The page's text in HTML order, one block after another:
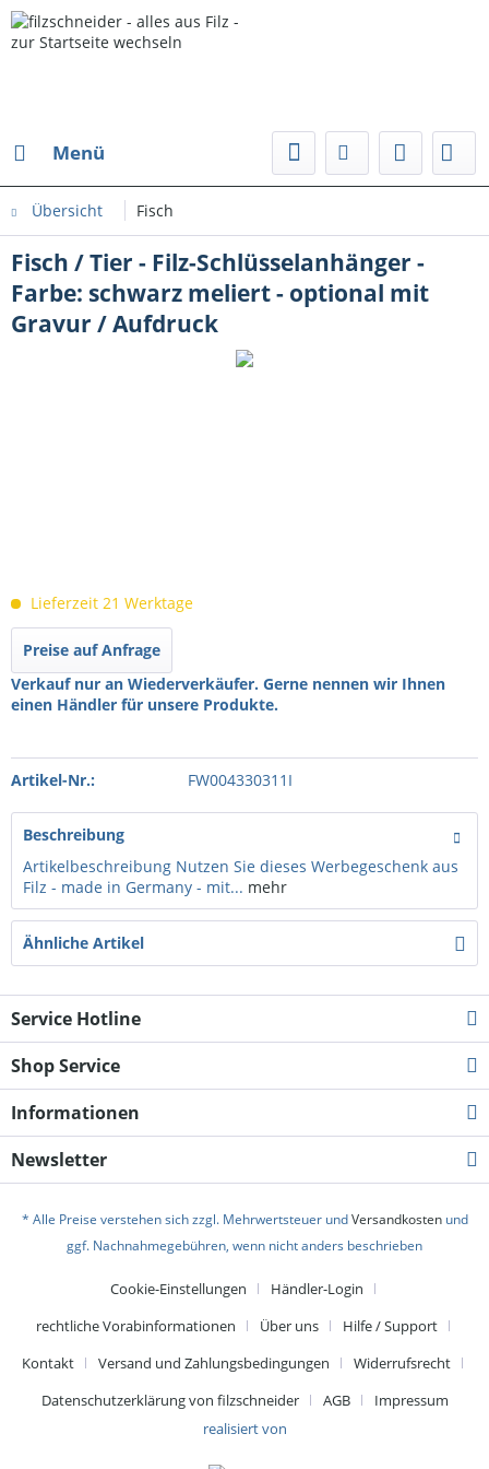
Menü
Übersicht Fisch
Fisch / Tier - Filz-Schlüsselanhänger -
Farbe: schwarz meliert - optional mit
Gravur / Aufdruck
Lieferzeit 21 Werktage
Preise auf Anfrage
Verkauf nur an Wiederverkäufer. Gerne nennen wir Ihnen
einen Händler für unsere Produkte.
Artikel-Nr.: FW004330311I
Beschreibung
Artikelbeschreibung Nutzen Sie dieses Werbegeschenk aus
Filz - made in Germany - mit... mehr
Ähnliche Artikel
Service Hotline
Shop Service
Informationen
Newsletter
* Alle Preise verstehen sich zzgl. Mehrwertsteuer undVersandkostenund
ggf. Nachnahmegebühren, wenn nicht anders beschrieben
Cookie-Einstellungen
Händler-Login
rechtliche Vorabinformationen
Über uns
Hilfe / Support
Kontakt
Versand und Zahlungsbedingungen
Widerrufsrecht
Datenschutzerklärung von filzschneider
AGB
Impressum
realisiert von